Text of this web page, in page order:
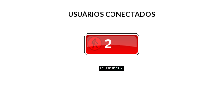
USUÁRIOS CONECTADOS